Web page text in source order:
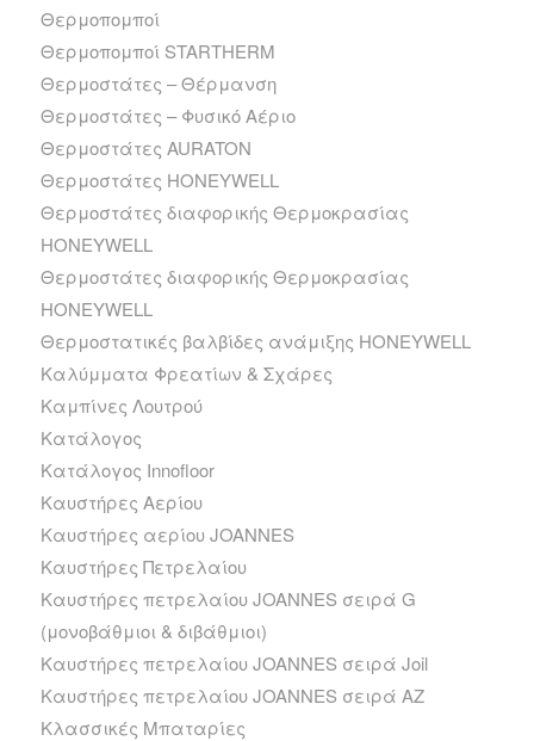
Θερμοπομποί
Θερμοπομποί STARTHERM
Θερμοστάτες – Θέρμανση
Θερμοστάτες – Φυσικό Αέριο
Θερμοστάτες AURATON
Θερμοστάτες HONEYWELL
Θερμοστάτες διαφορικής Θερμοκρασίας
HONEYWELL
Θερμοστάτες διαφορικής Θερμοκρασίας
HONEYWELL
Θερμοστατικές βαλβίδες ανάμιξης HONEYWELL
Καλύμματα Φρεατίων & Σχάρες
Καμπίνες Λουτρού
Κατάλογος
Κατάλογος Innofloor
Καυστήρες Αερίου
Καυστήρες αερίου JOANNES
Καυστήρες Πετρελαίου
Καυστήρες πετρελαίου JOANNES σειρά G
(μονοβάθμιοι & διβάθμιοι)
Καυστήρες πετρελαίου JOANNES σειρά Joil
Καυστήρες πετρελαίου JOANNES σειρά ΑΖ
Κλασσικές Μπαταρίες